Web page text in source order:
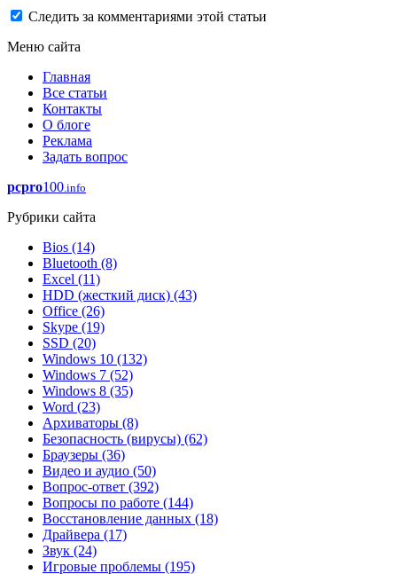
Следить за комментариями этой статьи
Меню сайта
Главная
Все статьи
Контакты
О блоге
Реклама
Задать вопрос
pcpro100.info
Рубрики сайта
Bios (14)
Bluetooth (8)
Excel (11)
HDD (жесткий диск) (43)
Office (26)
Skype (19)
SSD (20)
Windows 10 (132)
Windows 7 (52)
Windows 8 (35)
Word (23)
Архиваторы (8)
Безопасность (вирусы) (62)
Браузеры (36)
Видео и аудио (50)
Вопрос-ответ (392)
Вопросы по работе (144)
Восстановление данных (18)
Драйвера (17)
Звук (24)
Игровые проблемы (195)